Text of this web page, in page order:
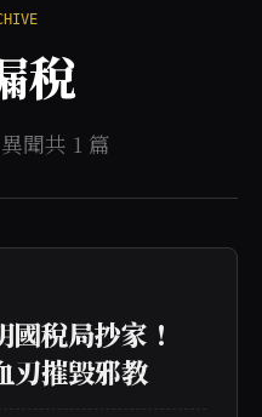
稅
聞共 1 篇
稅局抄家！
刃摧毀邪教